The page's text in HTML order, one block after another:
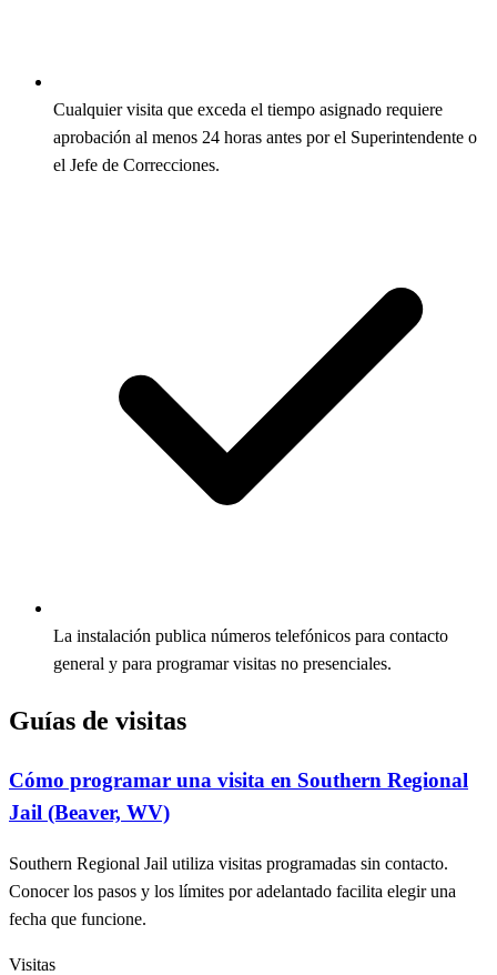
Cualquier visita que exceda el tiempo asignado requiere
aprobación al menos 24 horas antes por el Superintendente o
el Jefe de Correcciones.
La instalación publica números telefónicos para contacto
general y para programar visitas no presenciales.
Guías de visitas
Cómo programar una visita en Southern Regional
Jail (Beaver, WV)
Southern Regional Jail utiliza visitas programadas sin contacto.
Conocer los pasos y los límites por adelantado facilita elegir una
fecha que funcione.
Visitas